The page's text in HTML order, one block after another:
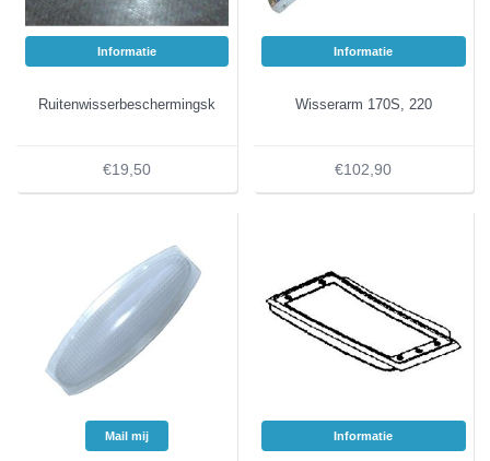
Informatie
Ruitenwisserbeschermingskap
€19,50
Informatie
Wisserarm 170S, 220
€102,90
Mail mij Informatie